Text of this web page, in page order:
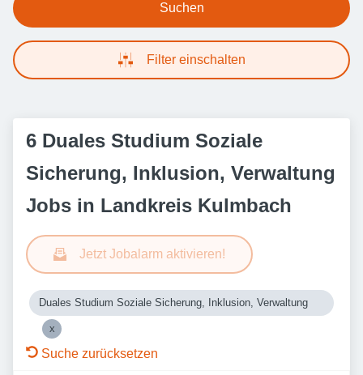
Suchen
Filter einschalten
6 Duales Studium Soziale
Sicherung, Inklusion, Verwaltung
Jobs in Landkreis Kulmbach
Jetzt Jobalarm aktivieren!
Duales Studium Soziale Sicherung, Inklusion, Verwaltung
Suche zurücksetzen